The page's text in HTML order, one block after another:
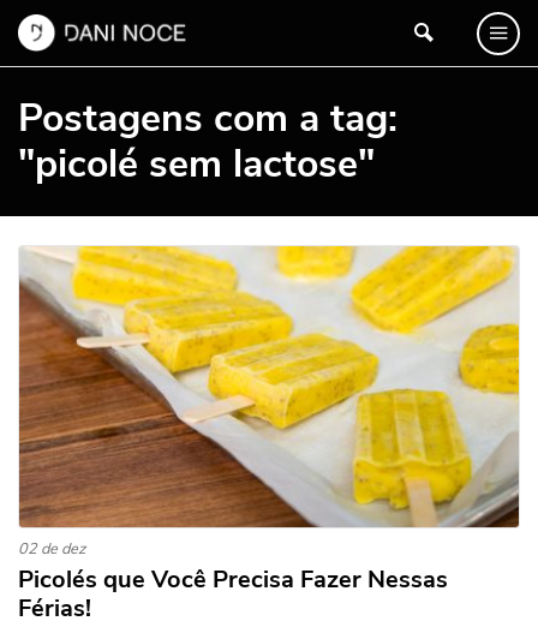
Postagens com a tag:
"picolé sem lactose"
02 de dez
Picolés que Você Precisa Fazer Nessas
Férias!